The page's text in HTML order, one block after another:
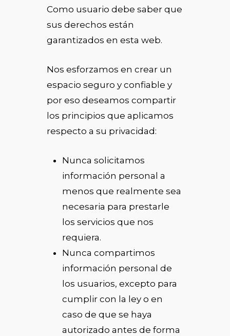
Como usuario debe saber que
sus derechos están
garantizados en esta web.
Nos esforzamos en crear un
espacio seguro y confiable y
por eso deseamos compartir
los principios que aplicamos
respecto a su privacidad:
Nunca solicitamos
información personal a
menos que realmente sea
necesaria para prestarle
los servicios que nos
requiera.
Nunca compartimos
información personal de
los usuarios, excepto para
cumplir con la ley o en
caso de que se haya
autorizado antes de forma